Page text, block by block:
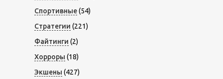
Спортивные(54)
Стратегии (221)
Файтинги (2)
Хорроры (18)
Экшены (427)